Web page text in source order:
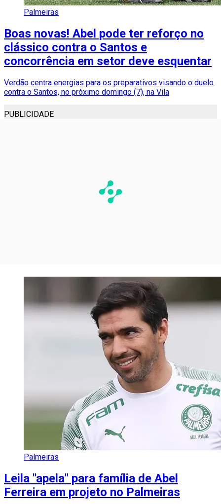
Palmeiras
Boas novas! Abel pode ter reforço no
clássico contra o Santos e
concorrência em setor deve esquentar
Verdão centra energias para os preparativos visando o duelo
contra o Santos, no próximo domingo (7), na Vila
PUBLICIDADE
Palmeiras
Leila "apela" para família de Abel
Ferreira em projeto no Palmeiras